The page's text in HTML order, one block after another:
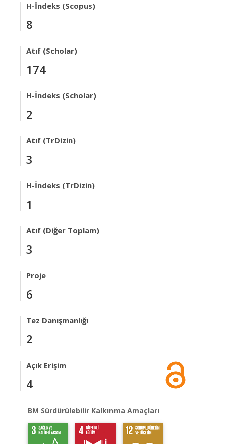
H-İndeks (Scopus)
8
Atıf (Scholar)
174
H-İndeks (Scholar)
2
Atıf (TrDizin)
3
H-İndeks (TrDizin)
1
Atıf (Diğer Toplam)
3
Proje
6
Tez Danışmanlığı
2
Açık Erişim
4
BM Sürdürülebilir Kalkınma Amaçları